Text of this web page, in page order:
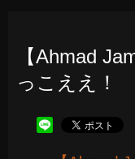
【Ahmad
っこええ！